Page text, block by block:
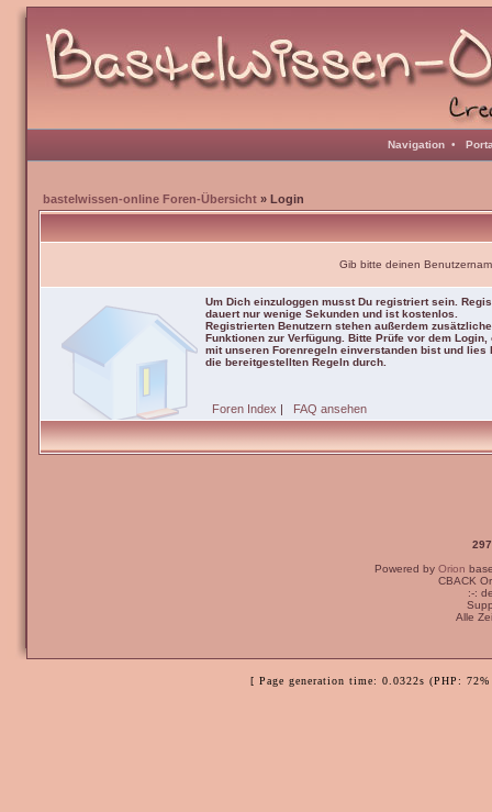
Navigation •
bastelwissen-online Foren-Übersicht » Login
Gib bitte deinen
Um Dich einzuloggen musst Du registriert sein.
dauert nur wenige Sekunden und ist kostenlos.
Registrierten Benutzern stehen außerdem zusätzliche
Funktionen zur Verfügung. Bitte Prüfe vor dem Login,
mit unseren Forenregeln einverstanden bist und lies
die bereitgestellten Regeln durch.
Foren Index | FAQ ansehen
Powered by Orion
CBACK
:-:
Alle
[ Page generation time: 0.0322s (PHP: